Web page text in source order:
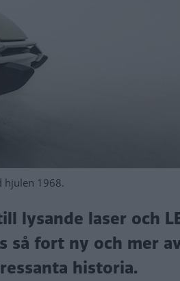
hjulen 1968.
lysande laser och
så fort ny och mer
historia.